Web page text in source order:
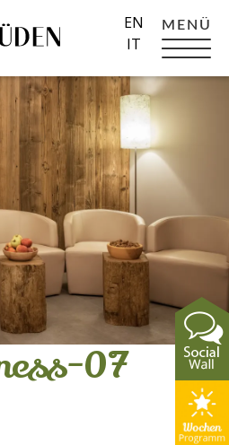
MENÜ
EN
IT
07